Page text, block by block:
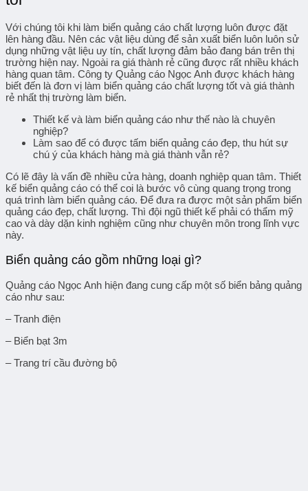
Với chúng tôi khi làm biển quảng cáo chất lượng luôn được đặt
lên hàng đầu. Nên các vật liệu dùng để sản xuất biển luôn luôn sử
dụng những vật liệu uy tín, chất lượng đảm bảo đang bán trên thị
trường hiện nay. Ngoài ra giá thành rẻ cũng được rất nhiều khách
hàng quan tâm. Công ty Quảng cáo Ngọc Anh được khách hàng
biết đến là đơn vị làm biển quảng cáo chất lượng tốt và giá thành
rẻ nhất thị trường làm biển.
Thiết kế và làm biển quảng cáo như thế nào là chuyên
nghiệp?
Làm sao để có được tấm biển quảng cáo đẹp, thu hút sự
chú ý của khách hàng mà giá thành vẫn rẻ?
Có lẽ đây là vấn đề nhiều cửa hàng, doanh nghiệp quan tâm. Thiết
kế biển quảng cáo có thể coi là bước vô cùng quang trọng trong
quá trình làm biển quảng cáo. Để đưa ra được một sản phẩm biển
quảng cáo đẹp, chất lượng. Thì đội ngũ thiết kế phải có thẩm mỹ
cao và dày dặn kinh nghiệm cũng như chuyên môn trong lĩnh vực
này.
Biển quảng cáo gồm những loại gì?
Quảng cáo Ngọc Anh hiện đang cung cấp một số biển bảng quảng
cáo như sau:
– Tranh điện
– Biển bạt 3m
– Trang trí cầu đường bộ